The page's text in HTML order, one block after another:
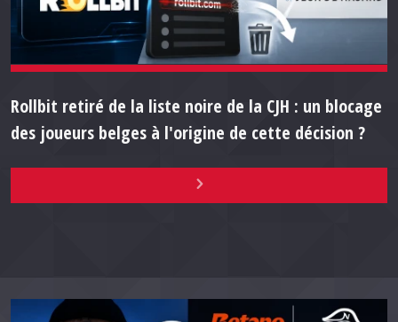
Rollbit retiré de la liste noire de la CJH : un blocage
des joueurs belges à l'origine de cette décision ?